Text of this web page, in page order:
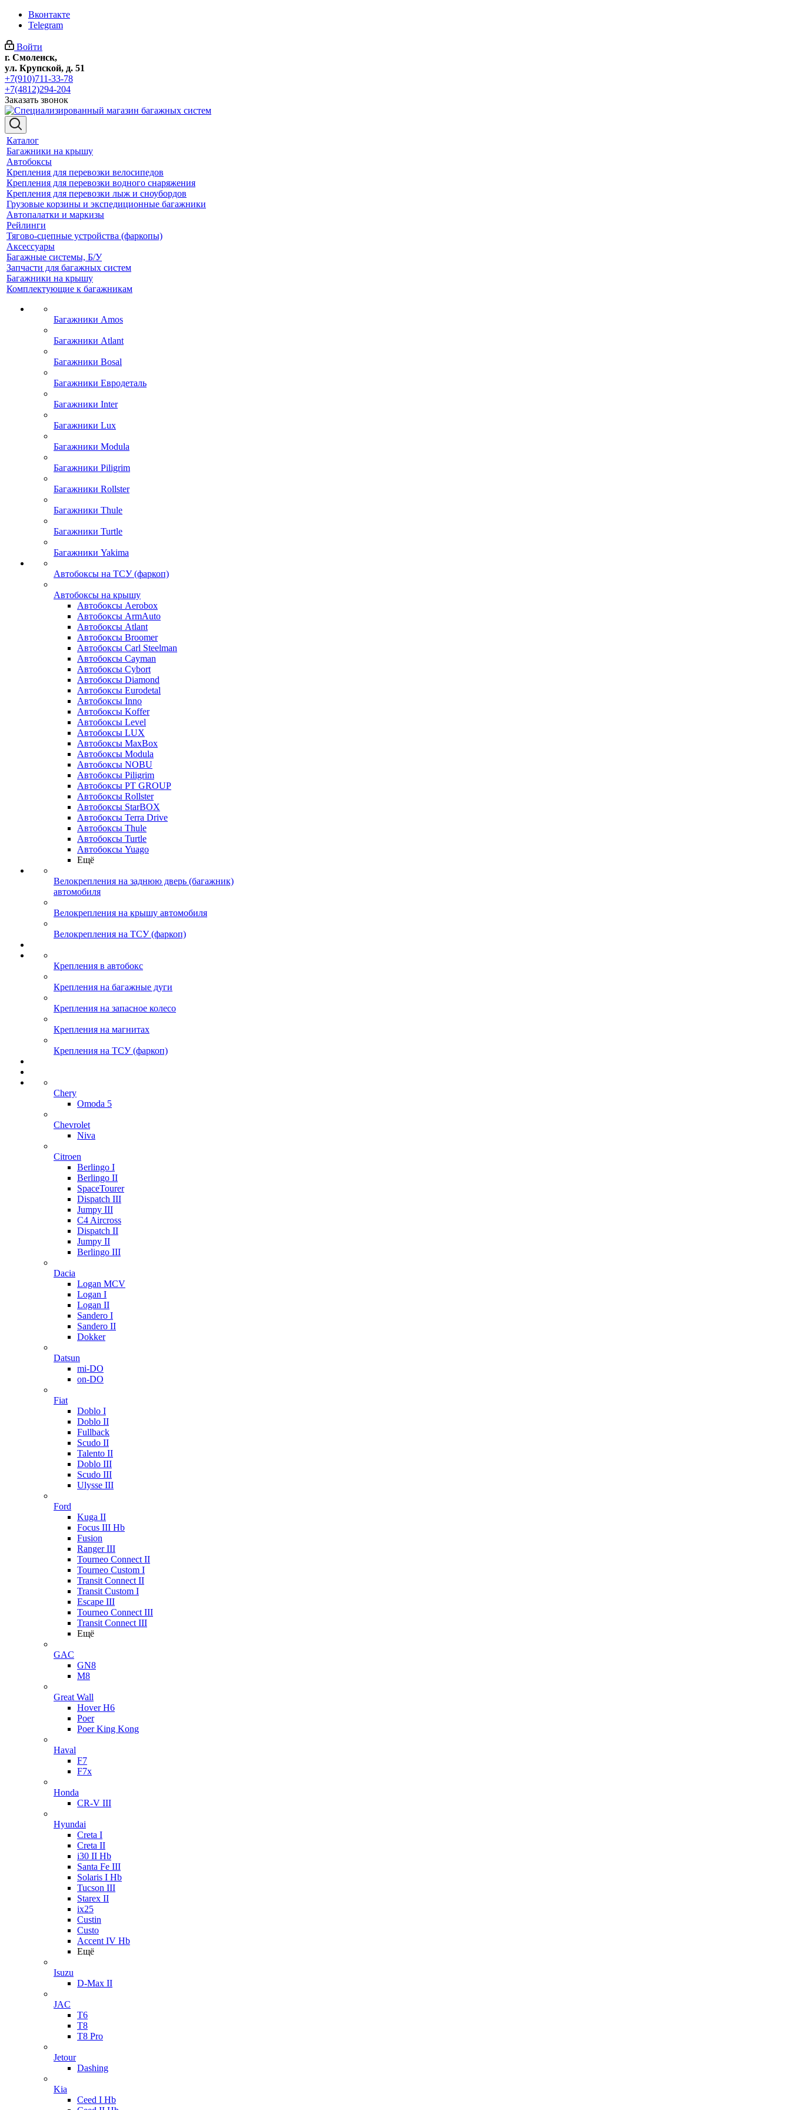
Вконтакте
Telegram
Войти
г. Смоленск,
ул. Крупской, д. 51
+7(910)711-33-78
+7(4812)294-204
Заказать звонок
Каталог
Багажники на крышу
Автобоксы
Крепления для перевозки велосипедов
Крепления для перевозки водного снаряжения
Крепления для перевозки лыж и сноубордов
Грузовые корзины и экспедиционные багажники
Автопалатки и маркизы
Рейлинги
Тягово-сцепные устройства (фаркопы)
Аксессуары
Багажные системы, Б/У
Запчасти для багажных систем
Багажники на крышу
Комплектующие к багажникам
Багажники Amos
Багажники Atlant
Багажники Bosal
Багажники Евродеталь
Багажники Inter
Багажники Lux
Багажники Modula
Багажники Piligrim
Багажники Rollster
Багажники Thule
Багажники Turtle
Багажники Yakima
Автобоксы на ТСУ (фаркоп)
Автобоксы на крышу
Автобоксы Aerobox
Автобоксы ArmAuto
Автобоксы Atlant
Автобоксы Broomer
Автобоксы Carl Steelman
Автобоксы Cayman
Автобоксы Cybort
Автобоксы Diamond
Автобоксы Eurodetal
Автобоксы Inno
Автобоксы Koffer
Автобоксы Level
Автобоксы LUX
Автобоксы MaxBox
Автобоксы Modula
Автобоксы NOBU
Автобоксы Piligrim
Автобоксы PT GROUP
Автобоксы Rollster
Автобоксы StarBOX
Автобоксы Terra Drive
Автобоксы Thule
Автобоксы Turtle
Автобоксы Yuago
Ещё
Велокрепления на заднюю дверь (багажник)
автомобиля
Велокрепления на крышу автомобиля
Велокрепления на ТСУ (фаркоп)
Крепления в автобокс
Крепления на багажные дуги
Крепления на запасное колесо
Крепления на магнитах
Крепления на ТСУ (фаркоп)
Chery
Omoda 5
Chevrolet
Niva
Citroen
Berlingo I
Berlingo II
SpaceTourer
Dispatch III
Jumpy III
C4 Aircross
Dispatch II
Jumpy II
Berlingo III
Dacia
Logan MCV
Logan I
Logan II
Sandero I
Sandero II
Dokker
Datsun
mi-DO
on-DO
Fiat
Doblo I
Doblo II
Fullback
Scudo II
Talento II
Doblo III
Scudo III
Ulysse III
Ford
Kuga II
Focus III Hb
Fusion
Ranger III
Tourneo Connect II
Tourneo Custom I
Transit Connect II
Transit Custom I
Escape III
Tourneo Connect III
Transit Connect III
Ещё
GAC
GN8
M8
Great Wall
Hover H6
Poer
Poer King Kong
Haval
F7
F7x
Honda
CR-V III
Hyundai
Creta I
Creta II
i30 II Hb
Santa Fe III
Solaris I Hb
Tucson III
Starex II
ix25
Custin
Custo
Accent IV Hb
Ещё
Isuzu
D-Max II
JAC
T6
T8
T8 Pro
Jetour
Dashing
Kia
Ceed I Hb